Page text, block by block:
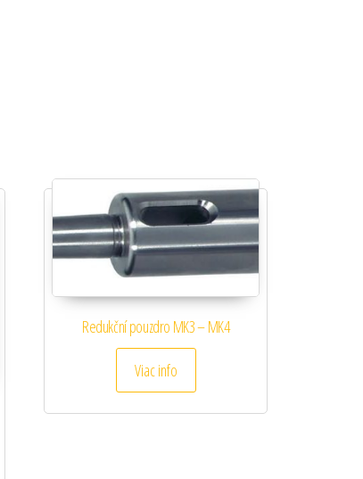
Redukční pouzdro MK3 – MK4
Viac info